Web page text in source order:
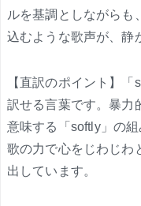
ルを基調としながらも
込むような歌声が、静
【直訳のポイント】
訳せる言葉です。暴力
意味する「softly」の
歌の力で心をじわじわ
出しています。